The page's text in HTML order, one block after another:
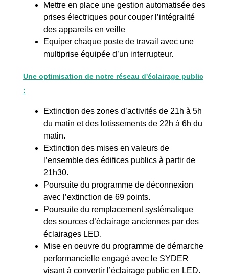
Mettre en place une gestion automatisée des
prises électriques pour couper l’intégralité
des appareils en veille
Equiper chaque poste de travail avec une
multiprise équipée d’un interrupteur.
Une optimisation de notre réseau d'éclairage public
:
Extinction des zones d’activités de 21h à 5h
du matin et des lotissements de 22h à 6h du
matin.
Extinction des mises en valeurs de
l’ensemble des édifices publics à partir de
21h30.
Poursuite du programme de déconnexion
avec l’extinction de 69 points.
Poursuite du remplacement systématique
des sources d’éclairage anciennes par des
éclairages LED.
Mise en oeuvre du programme de démarche
performancielle engagé avec le SYDER
visant à convertir l’éclairage public en LED.